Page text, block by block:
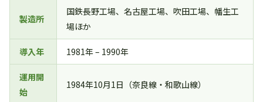
製造所
国鉄長野工場、名古屋工場、吹田工場、幡生工
場ほか
導入年 1981年 – 1990年
運用開
始
1984年10月1日（奈良線・和歌山線）